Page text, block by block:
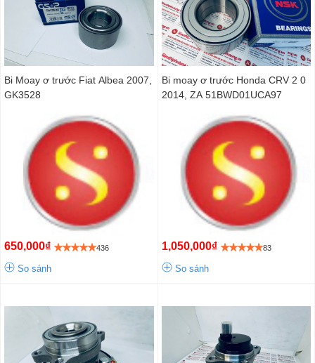
Bi Moay ơ trước Fiat Albea 2007,
GK3528
650,000₫ 436
So sánh
Bi moay ơ trước Honda CRV 2 0
2014, ZA 51BWD01UCA97
1,050,000₫ 83
So sánh